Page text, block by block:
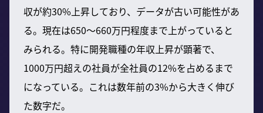
収が約30%上昇しており、データが古い可能性があ
る。現在は650〜660万円程度まで上がっていると
みられる。特に開発職種の年収上昇が顕著で、
1000万円超えの社員が全社員の12%を占めるまで
になっている。これは数年前の3%から大きく伸び
た数字だ。